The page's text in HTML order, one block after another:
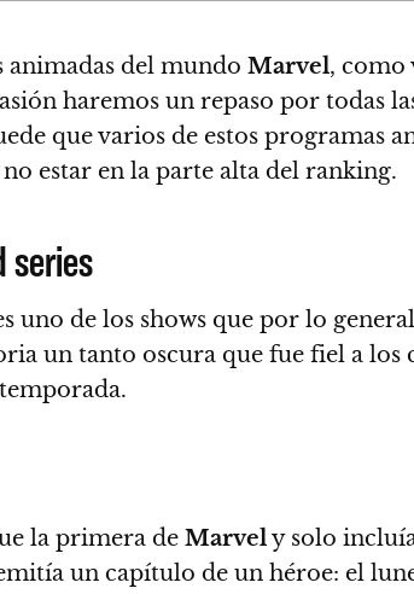
animadas del mundo Marvel, como
haremos un repaso por todas
que varios de estos programas
estar en la parte alta del ranking.
series
uno de los shows que por lo
un tanto oscura que fue fiel a
la primera de Marvely solo
un capítulo de un héroe: el